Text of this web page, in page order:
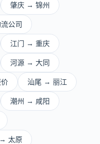
肇庆 → 锦州
公司
江门 → 重庆
河源 → 大同
汕尾 → 丽江
潮州 → 咸阳
太原